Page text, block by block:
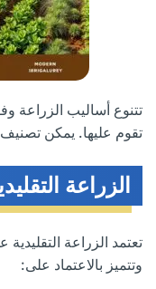
تتنوع أساليب الزراعة
تقوم عليها. يمكن تصنيف
الزراعة
تعتمد الزراعة
وتتميز بالاعتماد على: